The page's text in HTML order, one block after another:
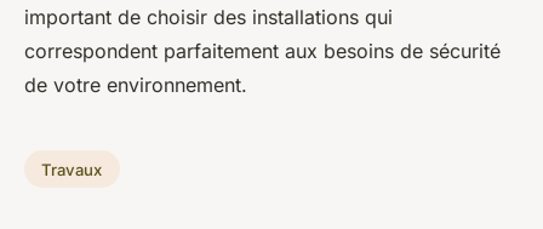
important de choisir des installations qui
correspondent parfaitement aux besoins de sécurité
de votre environnement.
Travaux